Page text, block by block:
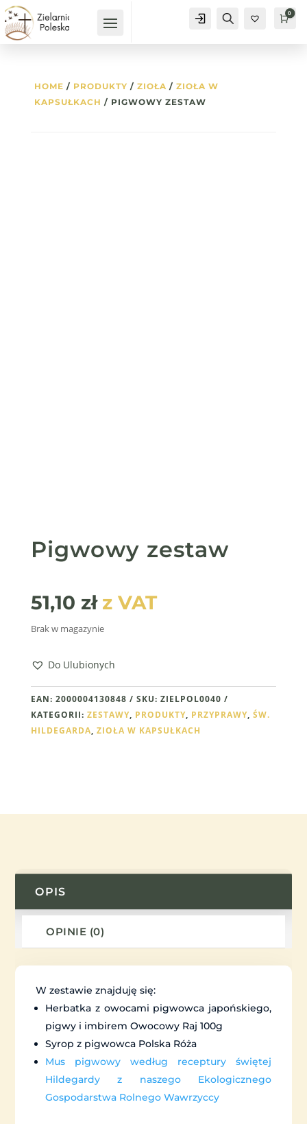
Konto Szukaj
0
HOME / PRODUKTY / ZIOŁA / ZIOŁA W
KAPSUŁKACH / PIGWOWY ZESTAW
Pigwowy zestaw
51,10 zł z VAT
Brak w magazynie
Do Ulubionych
EAN: 2000004130848 SKU: ZIELPOL0040
KATEGORII: ZESTAWY, PRODUKTY, PRZYPRAWY, ŚW.
HILDEGARDA, ZIOŁA W KAPSUŁKACH
OPIS
OPINIE (0)
W zestawie znajduję się:
Herbatka z owocami pigwowca japońskiego,
pigwy i imbirem Owocowy Raj 100g
Syrop z pigwowca Polska Róża
Mus pigwowy według receptury świętej
Hildegardy z naszego Ekologicznego
Gospodarstwa Rolnego Wawrzyccy